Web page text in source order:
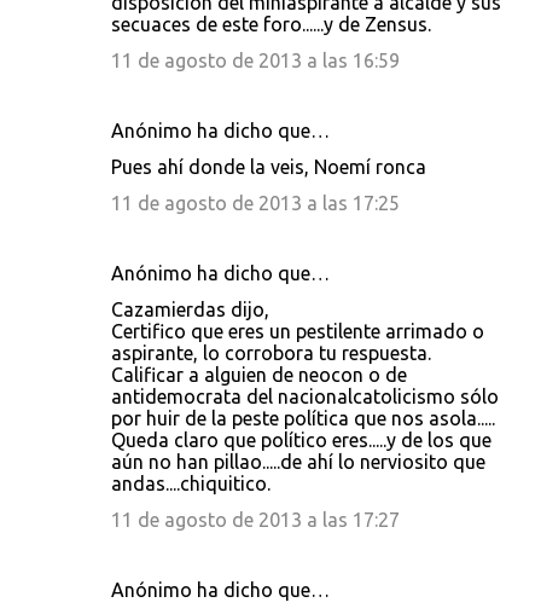
secuaces de este foro......y de Zensus.
11 de agosto de 2013 a las 16:59
Anónimo ha dicho que…
Pues ahí donde la veis, Noemí ronca
11 de agosto de 2013 a las 17:25
Anónimo ha dicho que…
Cazamierdas dijo,
Certifico que eres un pestilente arrimado o
aspirante, lo corrobora tu respuesta.
Calificar a alguien de neocon o de
antidemocrata del nacionalcatolicismo sólo
por huir de la peste política que nos asola.....
Queda claro que político eres.....y de los que
aún no han pillao.....de ahí lo nerviosito que
andas....chiquitico.
11 de agosto de 2013 a las 17:27
Anónimo ha dicho que…